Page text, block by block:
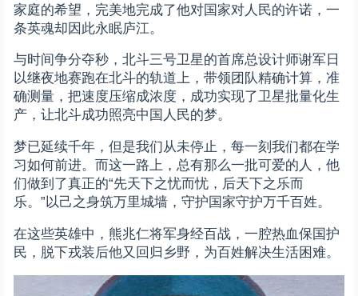
家庭的希望，完美地完成了他对国家对人民的许诺，一
条英魂却因此永眠庐江。
与时间争分夺秒，北斗三号卫星的首席总设计师谢军日
以继夜地赛跑在北斗的轨道上，带领团队精确计算，准
确测量，把速度压缩成浓度，成功实现了卫星批量化生
产，让北斗成功照亮中国人民的梦。
梦已延续千年，但是我们从未停止，每一刻我们都在学
习如何前进。而这一路上，总有那么一批可爱的人，他
们做到了真正的“先天下之忧而忧，后天下之乐而
乐。”以己之身筑万里城墙，守护国家守护万千百姓。
在这些英雄中，熊兆仁将军身经百战，一腔热血保国护
民，脱下戎装后他又回归乡野，为百姓解决生活困难。